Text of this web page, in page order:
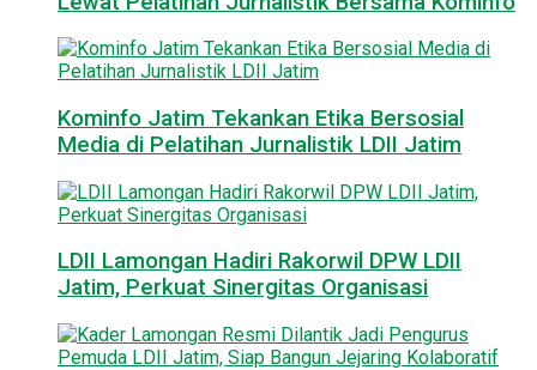
Kominfo Jatim Tekankan Etika Bersosial
Media di Pelatihan Jurnalistik LDII Jatim
LDII Lamongan Hadiri Rakorwil DPW LDII
Jatim, Perkuat Sinergitas Organisasi